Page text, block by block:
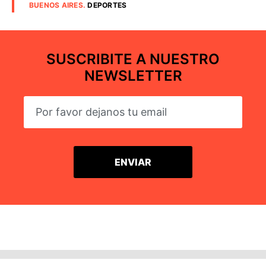
BUENOS AIRES.DEPORTES
SUSCRIBITE A NUESTRO
NEWSLETTER